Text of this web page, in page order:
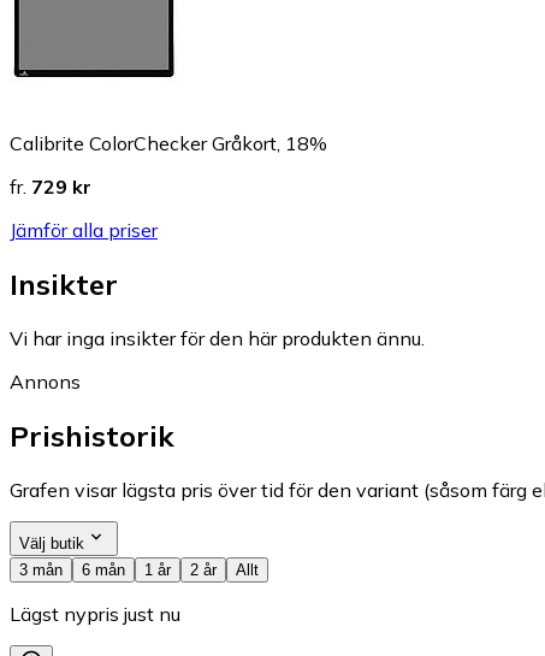
Calibrite ColorChecker Gråkort, 18%
fr. 729 kr
Jämför alla priser
Insikter
Vi har inga insikter för den här produkten ännu.
Annons
Prishistorik
Grafen visar lägsta pris över tid för den variant (såsom färg
Välj butik
3 mån
6 mån 1 år 2 år Allt
Lägst nypris just nu